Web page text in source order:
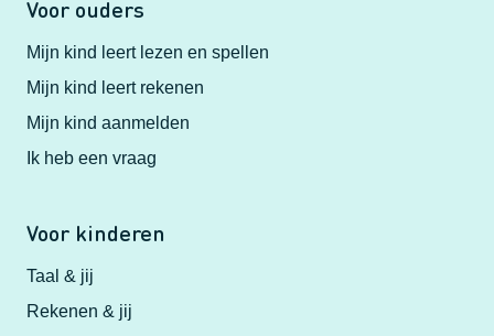
Voor ouders
Mijn kind leert lezen en spellen
Mijn kind leert rekenen
Mijn kind aanmelden
Ik heb een vraag
Voor kinderen
Taal & jij
Rekenen & jij